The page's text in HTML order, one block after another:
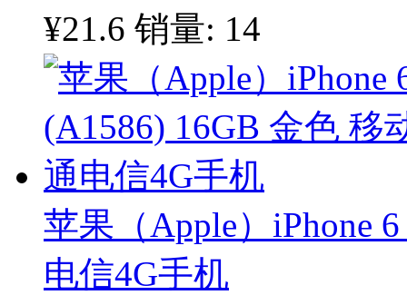
¥21.6 销量: 14
苹果（Apple）iPhone
电信4G手机